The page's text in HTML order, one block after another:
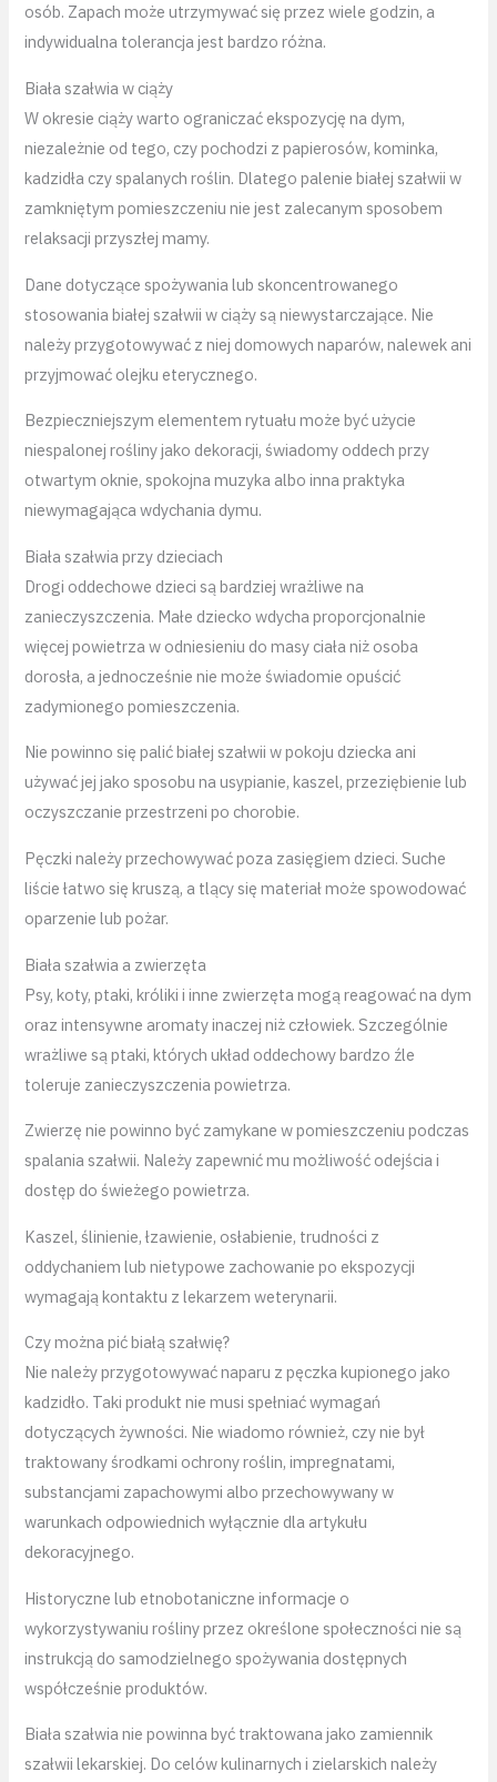
osób. Zapach może utrzymywać się przez wiele godzin, a
indywidualna tolerancja jest bardzo różna.
Biała szałwia w ciąży
W okresie ciąży warto ograniczać ekspozycję na dym,
niezależnie od tego, czy pochodzi z papierosów, kominka,
kadzidła czy spalanych roślin. Dlatego palenie białej szałwii w
zamkniętym pomieszczeniu nie jest zalecanym sposobem
relaksacji przyszłej mamy.
Dane dotyczące spożywania lub skoncentrowanego
stosowania białej szałwii w ciąży są niewystarczające. Nie
należy przygotowywać z niej domowych naparów, nalewek ani
przyjmować olejku eterycznego.
Bezpieczniejszym elementem rytuału może być użycie
niespalonej rośliny jako dekoracji, świadomy oddech przy
otwartym oknie, spokojna muzyka albo inna praktyka
niewymagająca wdychania dymu.
Biała szałwia przy dzieciach
Drogi oddechowe dzieci są bardziej wrażliwe na
zanieczyszczenia. Małe dziecko wdycha proporcjonalnie
więcej powietrza w odniesieniu do masy ciała niż osoba
dorosła, a jednocześnie nie może świadomie opuścić
zadymionego pomieszczenia.
Nie powinno się palić białej szałwii w pokoju dziecka ani
używać jej jako sposobu na usypianie, kaszel, przeziębienie lub
oczyszczanie przestrzeni po chorobie.
Pęczki należy przechowywać poza zasięgiem dzieci. Suche
liście łatwo się kruszą, a tlący się materiał może spowodować
oparzenie lub pożar.
Biała szałwia a zwierzęta
Psy, koty, ptaki, króliki i inne zwierzęta mogą reagować na dym
oraz intensywne aromaty inaczej niż człowiek. Szczególnie
wrażliwe są ptaki, których układ oddechowy bardzo źle
toleruje zanieczyszczenia powietrza.
Zwierzę nie powinno być zamykane w pomieszczeniu podczas
spalania szałwii. Należy zapewnić mu możliwość odejścia i
dostęp do świeżego powietrza.
Kaszel, ślinienie, łzawienie, osłabienie, trudności z
oddychaniem lub nietypowe zachowanie po ekspozycji
wymagają kontaktu z lekarzem weterynarii.
Czy można pić białą szałwię?
Nie należy przygotowywać naparu z pęczka kupionego jako
kadzidło. Taki produkt nie musi spełniać wymagań
dotyczących żywności. Nie wiadomo również, czy nie był
traktowany środkami ochrony roślin, impregnatami,
substancjami zapachowymi albo przechowywany w
warunkach odpowiednich wyłącznie dla artykułu
dekoracyjnego.
Historyczne lub etnobotaniczne informacje o
wykorzystywaniu rośliny przez określone społeczności nie są
instrukcją do samodzielnego spożywania dostępnych
współcześnie produktów.
Biała szałwia nie powinna być traktowana jako zamiennik
szałwii lekarskiej. Do celów kulinarnych i zielarskich należy